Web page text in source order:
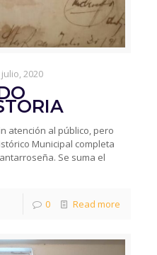
2020
atención al público, pero
Municipal completa
Se suma el
0 Read more